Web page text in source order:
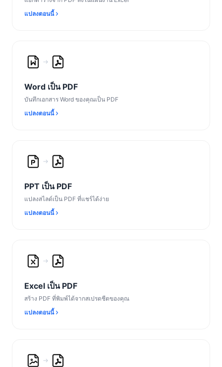
แปลงตอนนี้
Word เป็น PDF
บันทึกเอกสาร Word ของคุณเป็น PDF
แปลงตอนนี้
PPT เป็น PDF
แปลงสไลด์เป็น PDF ที่แชร์ได้ง่าย
แปลงตอนนี้
Excel เป็น PDF
สร้าง PDF ที่พิมพ์ได้จากสเปรดชีตของคุณ
แปลงตอนนี้